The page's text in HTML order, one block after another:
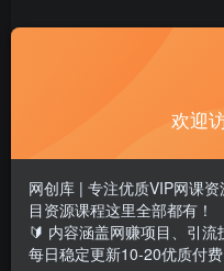
欢迎
网创库 | 专注优质VIP网课
目资源课程这里全部都有！
🔰 内容涵盖网赚项目、引流
每日稳定更新10-20优质付费